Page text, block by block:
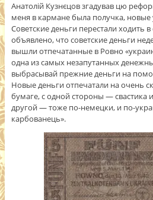
Анатолій Кузнєцов згадував цю
меня в кармане была получка, новые
Советские деньги перестали ходить
объявлено, что советские деньги
вышли отпечатанные в Ровно
одна из самых незапутанных
выбрасывай прежние деньги на
Новые деньги отпечатали на очень
бумаге, с одной стороны — свастика
другой — тоже по-немецки, и по-
карбованець».